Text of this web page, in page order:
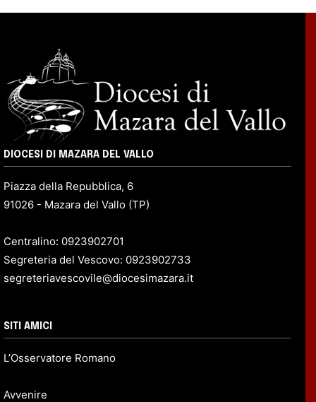
DIOCESI DI MAZARA DEL VALLO
Piazza della Repubblica, 6
91026 - Mazara del Vallo (TP)
Centralino: 0923902701
Segreteria del Vescovo: 0923902733
segreteriavescovile@diocesimazara.it
SITI AMICI
L’Osservatore Romano
Avvenire